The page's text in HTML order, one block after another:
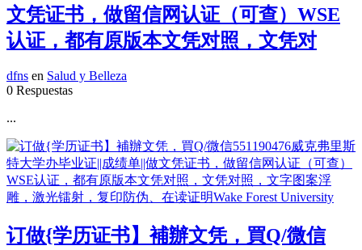
文凭证书，做留信网认证（可查）WSE
认证，都有原版本文凭对照，文凭对
dfns en Salud y Belleza
0 Respuestas
...
订做{学历证书】補辦文凭，買Q/微信